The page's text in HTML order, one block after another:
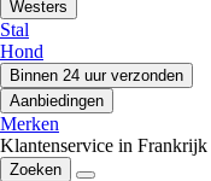
Westers
Stal
Hond
Binnen 24 uur verzonden
Aanbiedingen
Merken
Klantenservice in Frankrijk
Zoeken